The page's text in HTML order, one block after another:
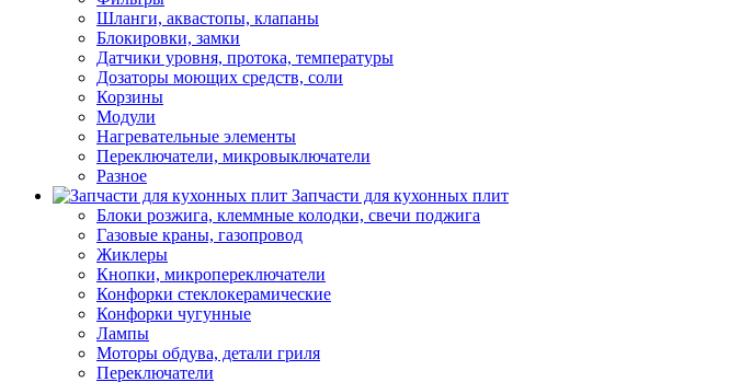
Шланги, аквастопы, клапаны
Блокировки, замки
Датчики уровня, протока, температуры
Дозаторы моющих средств, соли
Корзины
Модули
Нагревательные элементы
Переключатели, микровыключатели
Разное
Запчасти для кухонных плит
Блоки розжига, клеммные колодки, свечи поджига
Газовые краны, газопровод
Жиклеры
Кнопки, микропереключатели
Конфорки стеклокерамические
Конфорки чугунные
Лампы
Моторы обдува, детали гриля
Переключатели